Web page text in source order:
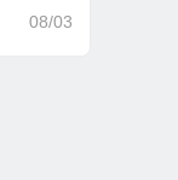
08/03